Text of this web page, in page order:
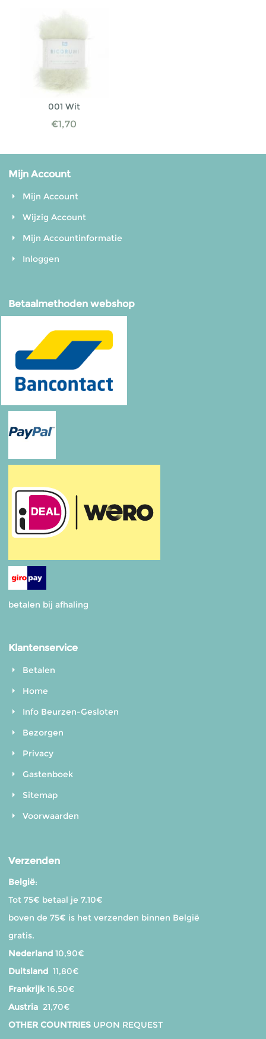
001 Wit
€1,70
Mijn Account
Mijn Account
Wijzig Account
Mijn Accountinformatie
Inloggen
Betaalmethoden webshop
betalen bij afhaling
Klantenservice
Betalen
Home
Info Beurzen-Gesloten
Bezorgen
Privacy
Gastenboek
Sitemap
Voorwaarden
Verzenden
België:
Tot 75€ betaal je 7.10€
boven de 75€ is het verzenden binnen België
gratis.
Nederland10,90€
Duitsland11,80€
Frankrijk16,50€
Austria21,70€
OTHER COUNTRIESUPON REQUEST